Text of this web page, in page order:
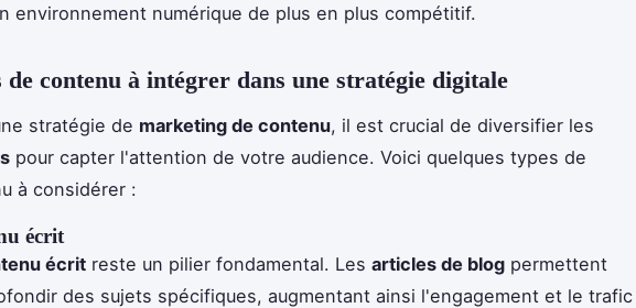
environnement numérique de plus en plus compétitif.
de contenu à intégrer dans une stratégie digitale
stratégie de marketing de contenu, il est crucial de diversifier les
pour capter l'attention de votre audience. Voici quelques types de
à considérer :
écrit
écrit reste un pilier fondamental. Les articles de blog permettent
des sujets spécifiques, augmentant ainsi l'engagement et le trafic